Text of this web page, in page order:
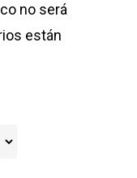
no será
están